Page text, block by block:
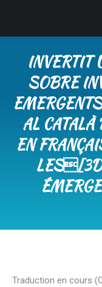
INVERTIT
SOBRE
AL
EN
Traduction en cours